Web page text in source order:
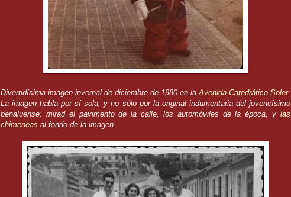
Divertidísima imagen invernal de diciembre de 1980 en laAvenida Catedrático Soler.
La imagen habla por sí sola, y no sólo por la original indumentaria del jovencísimo
benaluense: mirad el pavimento de la calle, los automóviles de la época, y las
chimeneas al fondo de la imagen.